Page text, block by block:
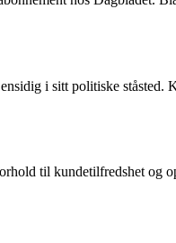
i sitt politiske
til kundetilfredshet